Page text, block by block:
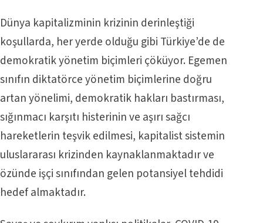
Dünya kapitalizminin krizinin derinleştiği
koşullarda, her yerde olduğu gibi Türkiye’de de
demokratik yönetim biçimleri çöküyor. Egemen
sınıfın diktatörce yönetim biçimlerine doğru
artan yönelimi, demokratik hakları bastırması,
sığınmacı karşıtı histerinin ve aşırı sağcı
hareketlerin teşvik edilmesi, kapitalist sistemin
uluslararası krizinden kaynaklanmaktadır ve
özünde işçi sınıfından gelen potansiyel tehdidi
hedef almaktadır.